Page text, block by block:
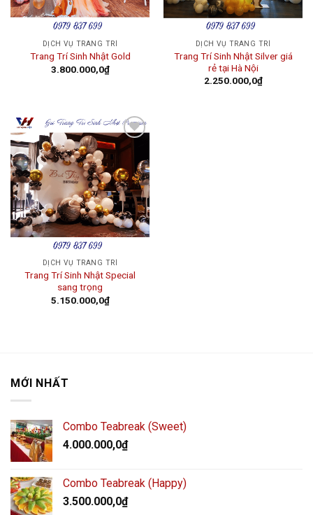
DỊCH VỤ TRANG TRÍ
Trang Trí Sinh Nhật Gold
3.800.000,0₫
DỊCH VỤ TRANG TRÍ
Trang Trí Sinh Nhật Silver giá
rẻ tại Hà Nội
2.250.000,0₫
Add to
DỊCH VỤ TRANG TRÍ
Trang Trí Sinh Nhật Special
sang trọng
5.150.000,0₫
MỚI NHẤT
Combo Teabreak (Sweet)
4.000.000,0₫
Combo Teabreak (Happy)
3.500.000,0₫